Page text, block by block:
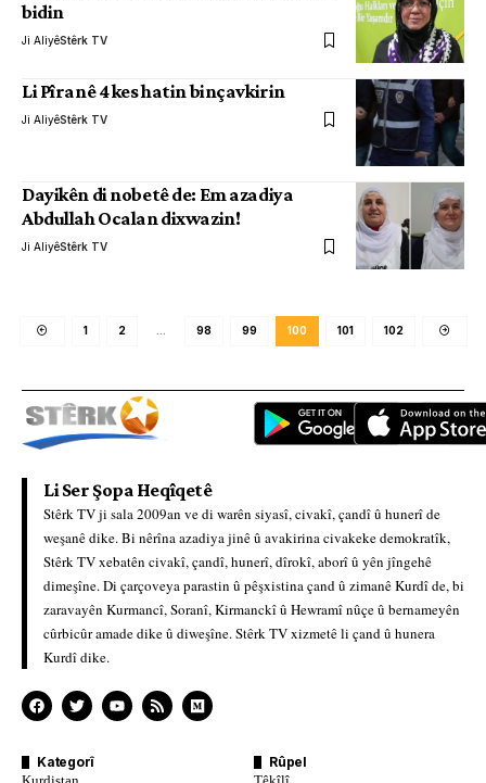
bidin
Ji AliyêStêrk TV
Li Pîranê 4 kes hatin binçavkirin
Ji AliyêStêrk TV
Dayikên di nobetê de: Em azadiya
Abdullah Ocalan dixwazin!
Ji AliyêStêrk TV
1 2 98 99 100 101 102
Li Ser Şopa Heqîqetê
Stêrk TV ji sala 2009an ve di warên siyasî, civakî, çandî û hunerî de
weşanê dike. Bi nêrîna azadiya jinê û avakirina civakeke demokratîk,
Stêrk TV xebatên civakî, çandî, hunerî, dîrokî, aborî û yên jîngehê
dimeşîne. Di çarçoveya parastin û pêşxistina çand û zimanê Kurdî de, bi
zaravayên Kurmancî, Soranî, Kirmanckî û Hewramî nûçe û bernameyên
cûrbicûr amade dike û diweşîne. Stêrk TV xizmetê li çand û hunera
Kurdî dike.
Kategorî
Rûpel